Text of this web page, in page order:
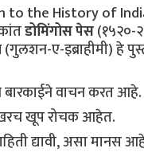
to the History of
डोमिंगोस पेस (१५२०-
(गुलशन-ए-इब्राहीमी) हे
बारकाईने वाचन करत आहे.
खूप रोचक आहेत.
द्यावी, असा मानस